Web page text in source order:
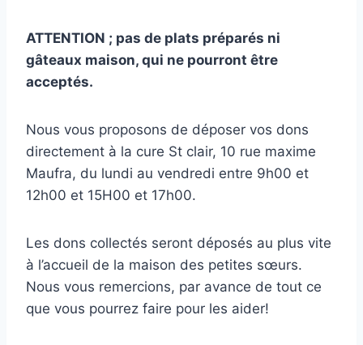
ATTENTION ; pas de plats préparés ni
gâteaux maison, qui ne pourront être
acceptés.
Nous vous proposons de déposer vos dons
directement à la cure St clair, 10 rue maxime
Maufra, du lundi au vendredi entre 9h00 et
12h00 et 15H00 et 17h00.
Les dons collectés seront déposés au plus vite
à l’accueil de la maison des petites sœurs.
Nous vous remercions, par avance de tout ce
que vous pourrez faire pour les aider!